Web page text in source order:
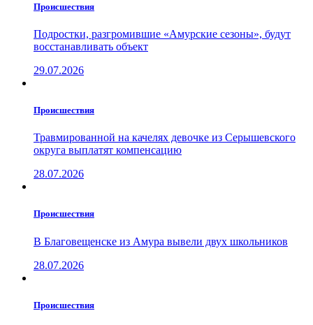
Проиcшествия
Подростки, разгромившие «Амурские сезоны», будут
восстанавливать объект
29.07.2026
Проиcшествия
Травмированной на качелях девочке из Серышевского
округа выплатят компенсацию
28.07.2026
Проиcшествия
В Благовещенске из Амура вывели двух школьников
28.07.2026
Проиcшествия